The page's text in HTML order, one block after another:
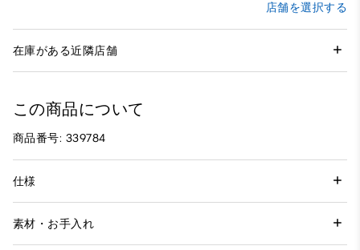
店舗を選択する
在庫がある近隣店舗
この商品について
商品番号: 339784
仕様
素材・お手入れ